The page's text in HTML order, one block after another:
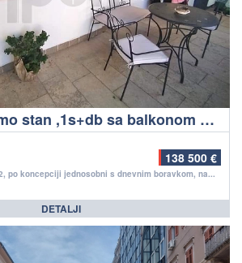
Trsat, prodajemo stan ,1s+db sa balkonom na 1 katu
138 500 €
po koncepciji jednosobni s dnevnim boravkom, na...
DETALJI